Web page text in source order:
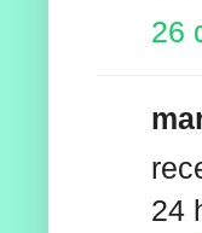
26
24